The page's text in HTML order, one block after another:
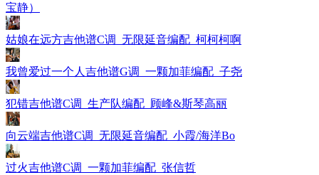
宝静）
姑娘在远方吉他谱C调_无限延音编配_柯柯柯啊
我曾爱过一个人吉他谱G调_一颗加菲编配_子尧
犯错吉他谱C调_生产队编配_顾峰&斯琴高丽
向云端吉他谱C调_无限延音编配_小霞/海洋Bo
过火吉他谱C调_一颗加菲编配_张信哲